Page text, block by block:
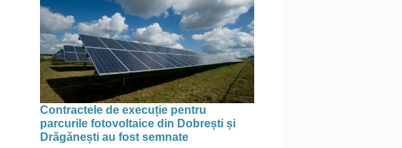
Contractele de execuție pentru
parcurile fotovoltaice din Dobrești și
Drăgănești au fost semnate